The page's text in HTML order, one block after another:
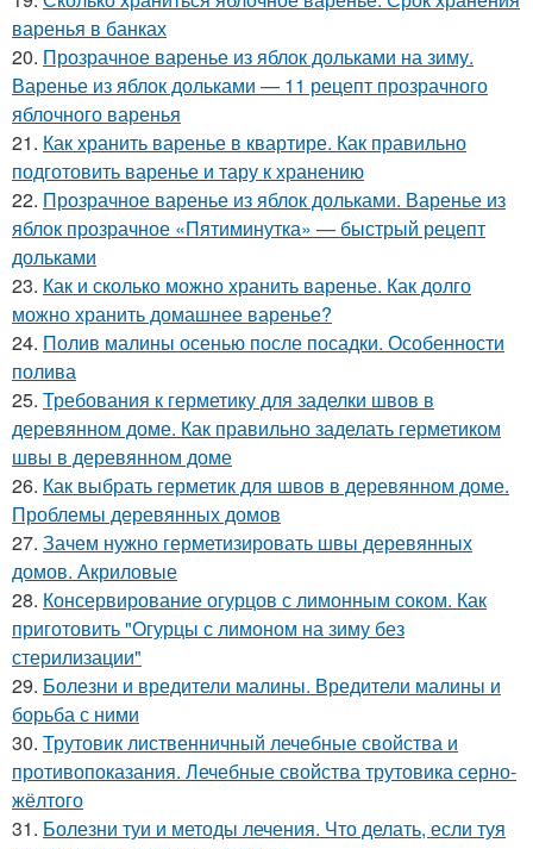
варенья в банках
20. Прозрачное варенье из яблок дольками на зиму.
Варенье из яблок дольками — 11 рецепт прозрачного
яблочного варенья
21. Как хранить варенье в квартире. Как правильно
подготовить варенье и тару к хранению
22. Прозрачное варенье из яблок дольками. Варенье из
яблок прозрачное «Пятиминутка» — быстрый рецепт
дольками
23. Как и сколько можно хранить варенье. Как долго
можно хранить домашнее варенье?
24. Полив малины осенью после посадки. Особенности
полива
25. Требования к герметику для заделки швов в
деревянном доме. Как правильно заделать герметиком
швы в деревянном доме
26. Как выбрать герметик для швов в деревянном доме.
Проблемы деревянных домов
27. Зачем нужно герметизировать швы деревянных
домов. Акриловые
28. Консервирование огурцов с лимонным соком. Как
приготовить "Огурцы с лимоном на зиму без
стерилизации"
29. Болезни и вредители малины. Вредители малины и
борьба с ними
30. Трутовик лиственничный лечебные свойства и
противопоказания. Лечебные свойства трутовика серно-
жёлтого
31. Болезни туи и методы лечения. Что делать, если туя